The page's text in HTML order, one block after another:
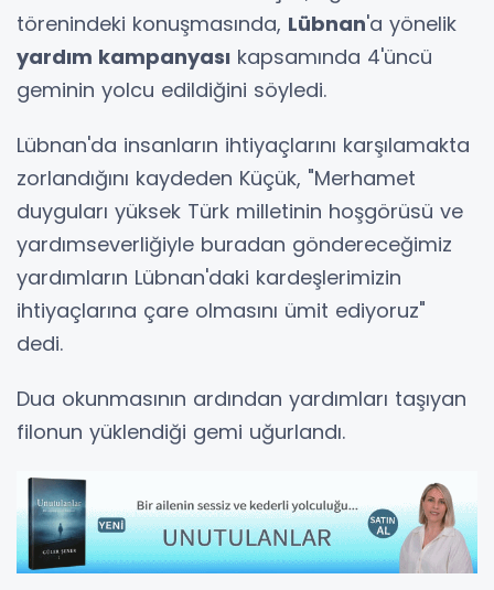
törenindeki konuşmasında, Lübnan'a yönelik
yardım kampanyası kapsamında 4'üncü
geminin yolcu edildiğini söyledi.
Lübnan'da insanların ihtiyaçlarını karşılamakta
zorlandığını kaydeden Küçük, "Merhamet
duyguları yüksek Türk milletinin hoşgörüsü ve
yardımseverliğiyle buradan göndereceğimiz
yardımların Lübnan'daki kardeşlerimizin
ihtiyaçlarına çare olmasını ümit ediyoruz"
dedi.
Dua okunmasının ardından yardımları taşıyan
filonun yüklendiği gemi uğurlandı.